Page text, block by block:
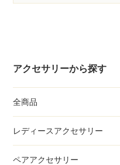
アクセサリーから探す
全商品
レディースアクセサリー
ペアアクセサリー